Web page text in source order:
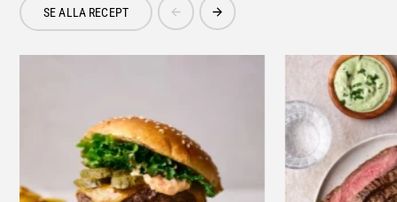
SE ALLA RECEPT